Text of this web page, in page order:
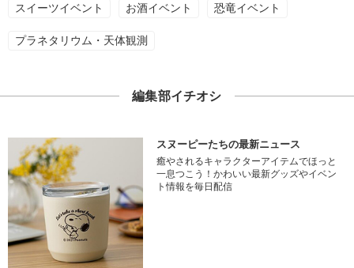
スイーツイベント お酒イベント 恐竜イベント
プラネタリウム・天体観測
編集部イチオシ
スヌーピーたちの最新ニュース
癒やされるキャラクターアイテムでほっと
一息つこう！かわいい最新グッズやイベン
ト情報を毎日配信